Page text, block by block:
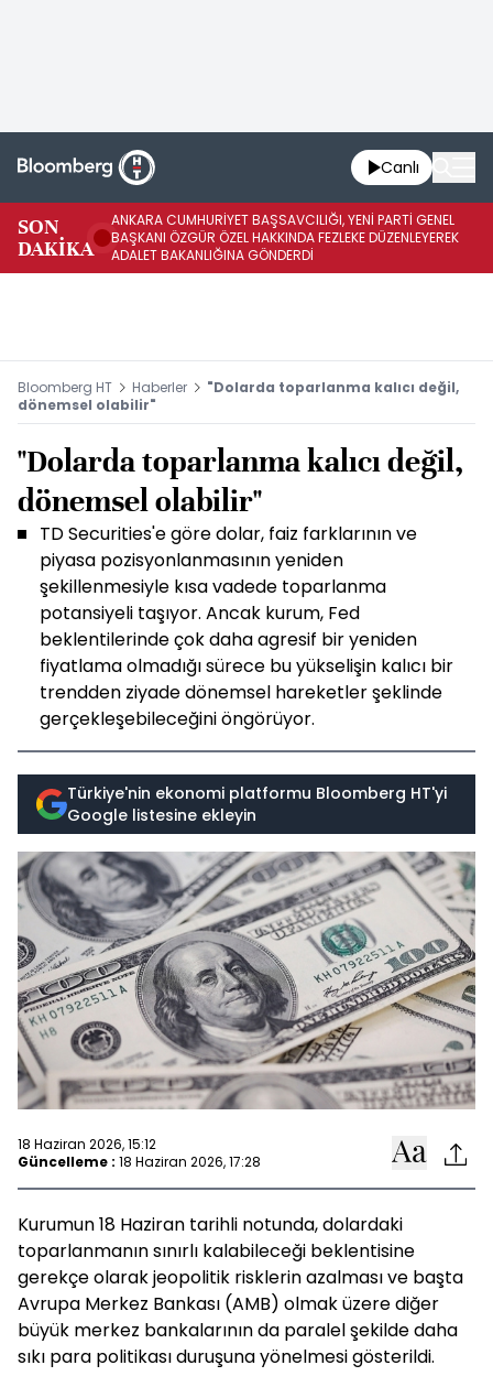
Canlı
SON
DAKİKA
ANKARA CUMHURİYET BAŞSAVCILIĞI, YENİ PARTİ GENEL
BAŞKANI ÖZGÜR ÖZEL HAKKINDA FEZLEKE DÜZENLEYEREK
ADALET BAKANLIĞINA GÖNDERDİ
Bloomberg HT Haberler
"Dolarda toparlanma kalıcı değil,
dönemsel olabilir"
"Dolarda toparlanma kalıcı değil,
dönemsel olabilir"
TD Securities'e göre dolar, faiz farklarının ve
piyasa pozisyonlanmasının yeniden
şekillenmesiyle kısa vadede toparlanma
potansiyeli taşıyor. Ancak kurum, Fed
beklentilerinde çok daha agresif bir yeniden
fiyatlama olmadığı sürece bu yükselişin kalıcı bir
trendden ziyade dönemsel hareketler şeklinde
gerçekleşebileceğini öngörüyor.
Türkiye'nin ekonomi platformu Bloomberg HT'yi
Google listesine ekleyin
18 Haziran 2026, 15:12
Güncelleme : 18 Haziran 2026, 17:28
Kurumun 18 Haziran tarihli notunda, dolardaki
toparlanmanın sınırlı kalabileceği beklentisine
gerekçe olarak jeopolitik risklerin azalması ve başta
Avrupa Merkez Bankası (AMB) olmak üzere diğer
büyük merkez bankalarının da paralel şekilde daha
sıkı para politikası duruşuna yönelmesi gösterildi.